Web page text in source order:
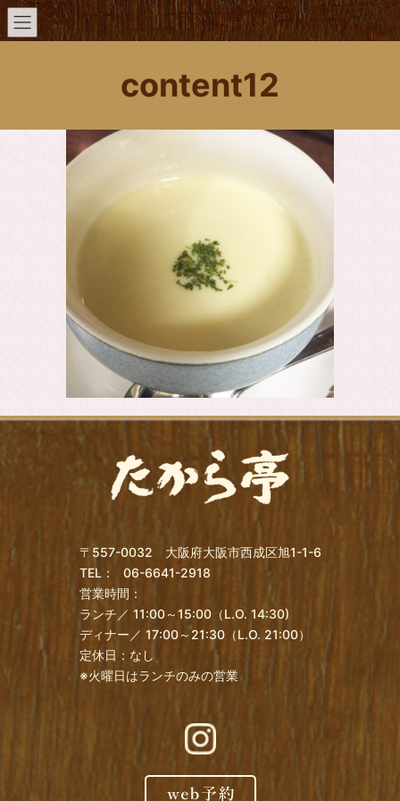
content12
〒557-0032 大阪府大阪市西成区旭1-1-6
TEL：
06-6641-2918
営業時間：
ランチ／ 11:00～15:00（L.O. 14:30)
ディナー／ 17:00～21:30（L.O. 21:00）
定休日：なし
※火曜日はランチのみの営業